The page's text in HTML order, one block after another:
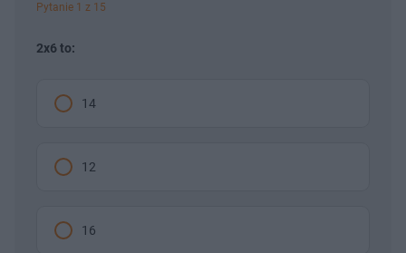
Pytanie 1 z 15
2x6 to:
14
12
16